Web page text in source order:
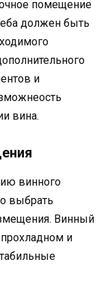
помещение
должен быть
и
вина.
винного
выбрать
Винный
и